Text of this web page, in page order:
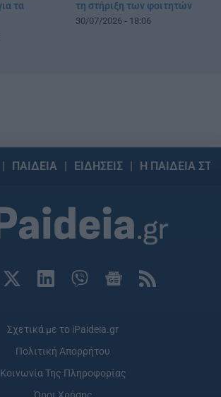
τα
τη στήριξη των φοιτητών
30/07/2026 - 18:06
ΠΑΙΔΕΙΑ ΕΙΔΗΣΕΙΣ Η ΠΑΙΔΕΙΑ
Σχετικά με το iPaideia.gr
Πολιτική Απορρήτου
Κοινωνία Της Πληροφορίας